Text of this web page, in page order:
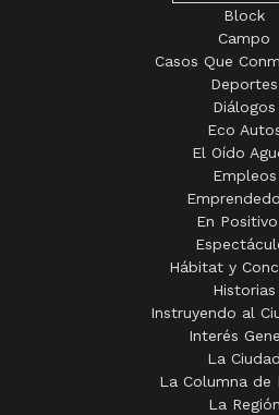
Block
Campo
Casos Que
Deportes
Diálogos
Eco
El Oído
Empleos
En
Hábitat y
Historias
Instruyendo al
Interés
La Ciudad
La Columna de
La Región